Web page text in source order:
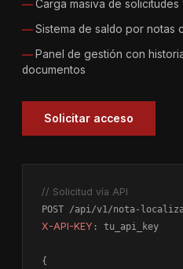
Carga masiva de solicitudes
Sistema de saldo por notas
Panel de gestión con
documentos
Solicitar acceso
// Solicitud vía API
X-API-KEY : tu_api_key
{